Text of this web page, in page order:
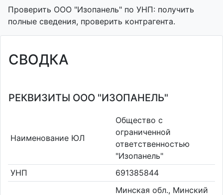
Проверить ООО "Изопанель" по УНП: получить
полные сведения, проверить контрагента.
СВОДКА
РЕКВИЗИТЫ ООО "ИЗОПАНЕЛЬ"
Наименование ЮЛ
Общество с
ограниченной
ответственностью
"Изопанель"
УНП
691385844
Минская обл., Минский